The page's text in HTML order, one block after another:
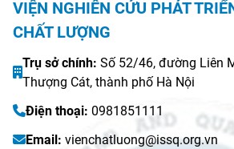
VIỆN NGHIÊN CỨU PHÁT
CHẤT LƯỢNG
Trụ sở chính: Số 52/46, đường Liên
Thượng Cát, thành phố Hà Nội
Điện thoại: 0981851111
Email: vienchatluong@issq.org.vn